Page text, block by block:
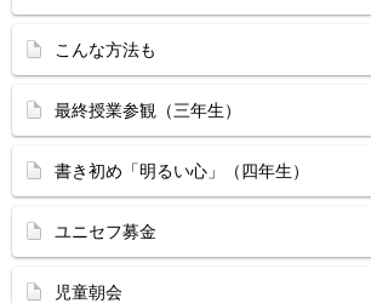
こんな方法も
最終授業参観（三年生）
書き初め「明るい心」（四年生）
ユニセフ募金
児童朝会